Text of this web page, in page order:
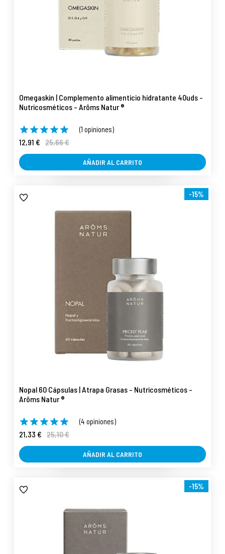
Omegaskin | Complemento alimenticio hidratante 40uds -
Nutricosméticos - Arôms Natur ®
(1 opiniones)
12,91 € 25,66 €
AÑADIR AL CARRITO
-15%
Nopal 60 Cápsulas | Atrapa Grasas - Nutricosméticos -
Arôms Natur ®
(4 opiniones)
21,33 € 25,10 €
AÑADIR AL CARRITO
-15%